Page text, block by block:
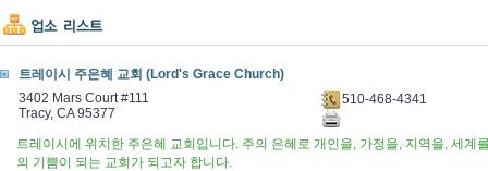
트레이시 주은혜 교회 (Lord's Grace Church)
3402 Mars Court #111
Tracy, CA 95377
510-468-4341
트레이시에 위치한 주은혜 교회입니다. 주의 은혜로 개인을, 가정을, 지역을, 세계
의 기쁨이 되는 교회가 되고자 합니다.